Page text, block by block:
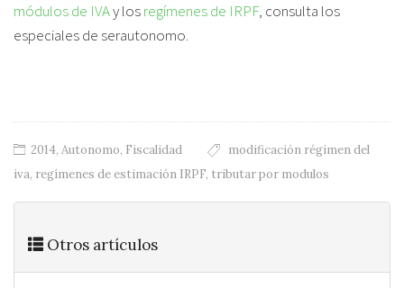
módulos de IVAy losregímenes de IRPF, consulta los
especiales de serautonomo.
2014, Autonomo, Fiscalidad
modificación régimen del
iva, regímenes de estimación IRPF, tributar por modulos
Otros artículos